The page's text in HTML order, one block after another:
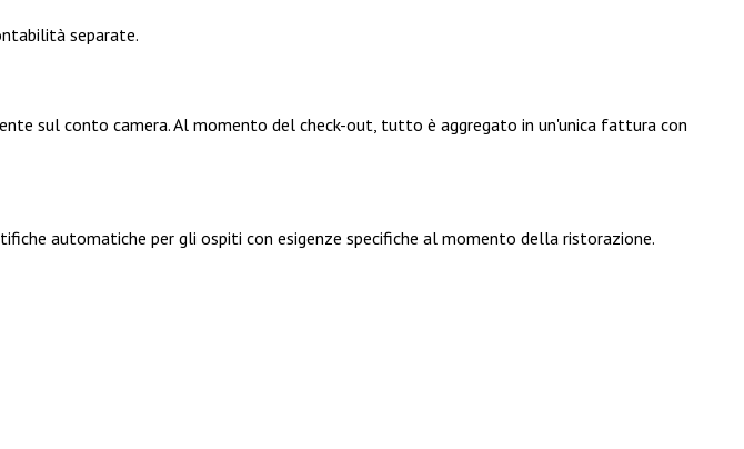
separate.
sul conto camera. Al momento del check-out, tutto è aggregato in un'unica fattura con
automatiche per gli ospiti con esigenze specifiche al momento della ristorazione.